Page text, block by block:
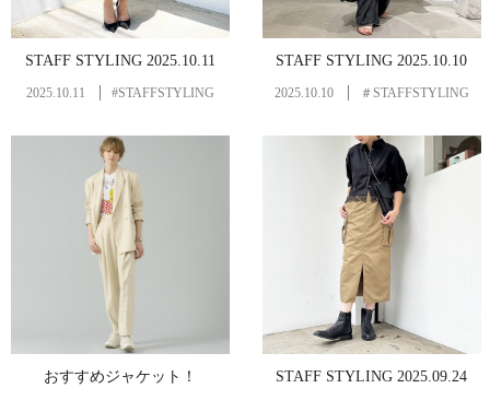
STAFF STYLING 2025.10.11
2025.10.11 #STAFFSTYLING
STAFF STYLING 2025.10.10
2025.10.10 ＃STAFFSTYLING
おすすめジャケット！ STAFF STYLING 2025.09.24